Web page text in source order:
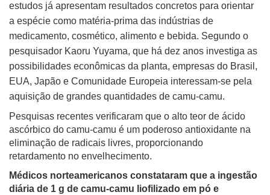
estudos já apresentam resultados concretos para orientar
a espécie como matéria-prima das indústrias de
medicamento, cosmético, alimento e bebida. Segundo o
pesquisador Kaoru Yuyama, que há dez anos investiga as
possibilidades econômicas da planta, empresas do Brasil,
EUA, Japão e Comunidade Europeia interessam-se pela
aquisição de grandes quantidades de camu-camu.
Pesquisas recentes verificaram que o alto teor de ácido
ascórbico do camu-camu é um poderoso antioxidante na
eliminação de radicais livres, proporcionando
retardamento no envelhecimento.
Médicos norteamericanos constataram que a ingestão
diária de 1 g de camu-camu liofilizado em pó e